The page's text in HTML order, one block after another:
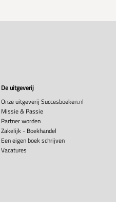
De uitgeverij
Onze uitgeverij Succesboeken.nl
Missie & Passie
Partner worden
Zakelijk - Boekhandel
Een eigen boek schrijven
Vacatures